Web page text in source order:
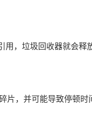
，垃圾回收器就会释
，并可能导致停顿时